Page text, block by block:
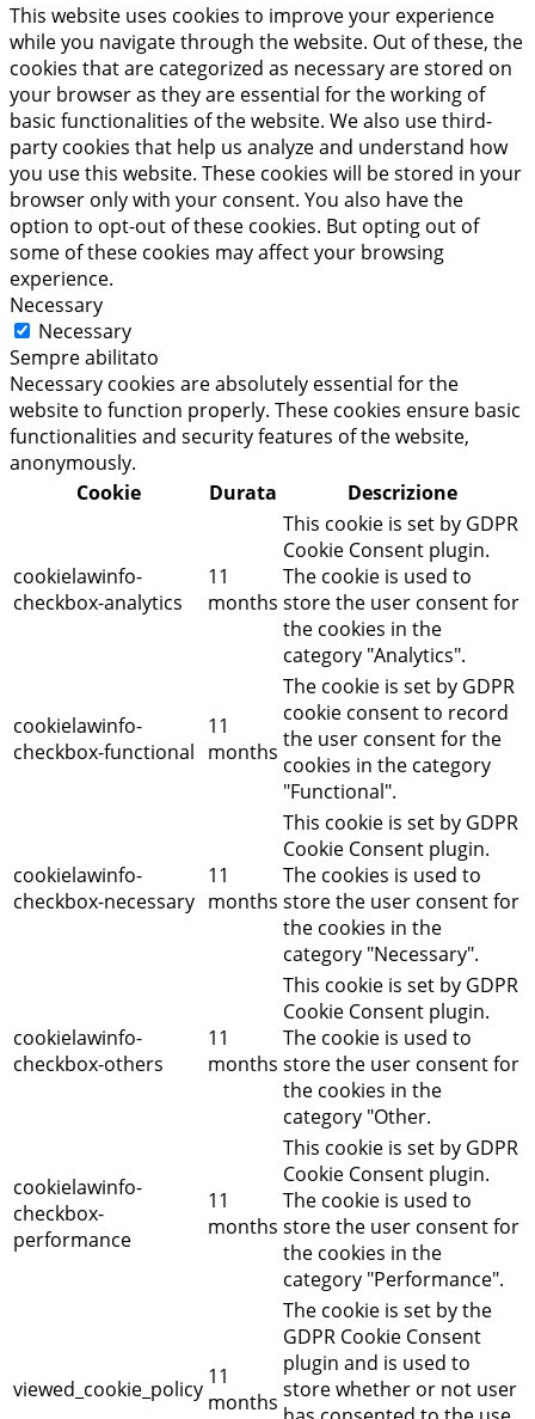
This website uses cookies to improve your experience
while you navigate through the website. Out of these, the
cookies that are categorized as necessary are stored on
your browser as they are essential for the working of
basic functionalities of the website. We also use third-
party cookies that help us analyze and understand how
you use this website. These cookies will be stored in your
browser only with your consent. You also have the
option to opt-out of these cookies. But opting out of
some of these cookies may affect your browsing
experience.
Necessary
Necessary
Sempre abilitato
Necessary cookies are absolutely essential for the
website to function properly. These cookies ensure basic
functionalities and security features of the website,
anonymously.
Cookie
Durata Descrizione
cookielawinfo-
checkbox-analytics
11
months
This cookie is set by GDPR
Cookie Consent plugin.
The cookie is used to
store the user consent for
the cookies in the
category "Analytics".
cookielawinfo-
checkbox-functional
11
months
The cookie is set by GDPR
cookie consent to record
the user consent for the
cookies in the category
"Functional".
cookielawinfo-
checkbox-necessary
11
months
This cookie is set by GDPR
Cookie Consent plugin.
The cookies is used to
store the user consent for
the cookies in the
category "Necessary".
cookielawinfo-
checkbox-others
11
months
This cookie is set by GDPR
Cookie Consent plugin.
The cookie is used to
store the user consent for
the cookies in the
category "Other.
cookielawinfo-
checkbox-
performance
11
months
This cookie is set by GDPR
Cookie Consent plugin.
The cookie is used to
store the user consent for
the cookies in the
category "Performance".
viewed_cookie_policy 11
months
The cookie is set by the
GDPR Cookie Consent
plugin and is used to
store whether or not user